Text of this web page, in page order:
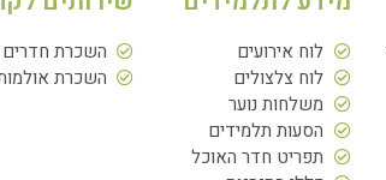
לוח אירועים
לוח צלצולים
משלחות נוער
הסעות תלמידים
תפריט חדר האוכל
השכרת חדרים
השכרת